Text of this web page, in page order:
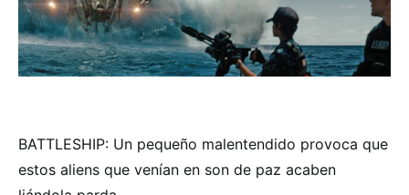
BATTLESHIP: Un pequeño malentendido provoca que
estos aliens que venían en son de paz acaben